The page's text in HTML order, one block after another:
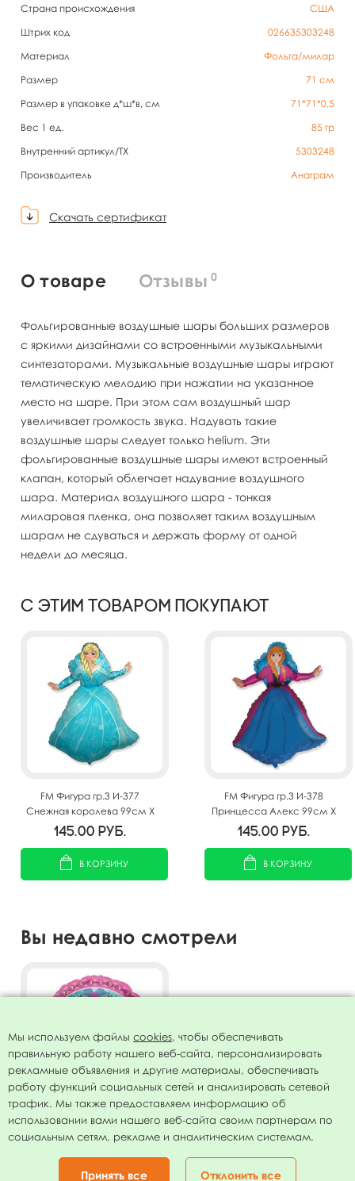
Страна происхождения
CША
Штрих код
026635303248
Материал
Фольга/милар
Размер
71 см
Размер в упаковке д*ш*в, см
71*71*0,5
Вес 1 ед.
85 гр
Внутренний артикул/TX
5303248
Производитель
Анаграм
Скачать сертификат
О товаре Отзывы 0
Фольгированные воздушные шары больших размеров
с яркими дизайнами со встроенными музыкальными
синтезаторами. Музыкальные воздушные шары играют
тематическую мелодию при нажатии на указанное
место на шаре. При этом сам воздушный шар
увеличивает громкость звука. Надувать такие
воздушные шары следует только helium. Эти
фольгированные воздушные шары имеют встроенный
клапан, который облегчает надувание воздушного
шара. Материал воздушного шара - тонкая
миларовая пленка, она позволяет таким воздушным
шарам не сдуваться и держать форму от одной
недели до месяца.
С этим товаром покупают
FM Фигура гр.3 И-377
Снежная королева 99см X
69см
145.00 руб.
В КОРЗИНУ
FM Фигура гр.3 И-378
Принцесса Алекс 99см X
69см
145.00 руб.
В КОРЗИНУ
Вы недавно смотрели
Джамбо Холодное сердце /
МУЗ 71 см
1618.00руб.
Мы используем файлы cookies, чтобы обеспечивать
правильную работу нашего веб-сайта, персонализировать
рекламные объявления и другие материалы, обеспечивать
работу функций социальных сетей и анализировать сетевой
трафик. Мы также предоставляем информацию об
использовании вами нашего веб-сайта своим партнерам по
социальным сетям, рекламе и аналитическим системам.
Принять все Отклонить все